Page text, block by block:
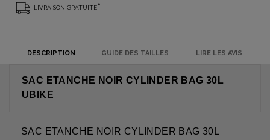
LIVRAISON GRATUITE*
DESCRIPTION GUIDE DES TAILLES LIRE LES AVIS
SAC ETANCHE NOIR CYLINDER BAG 30L
UBIKE
SAC ETANCHE NOIR CYLINDER BAG 30L